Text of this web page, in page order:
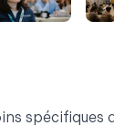
spécifiques